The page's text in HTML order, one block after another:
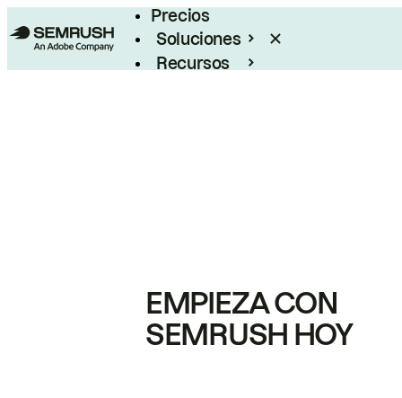
Precios
Soluciones
Recursos
EMPIEZA CON
SEMRUSH HOY